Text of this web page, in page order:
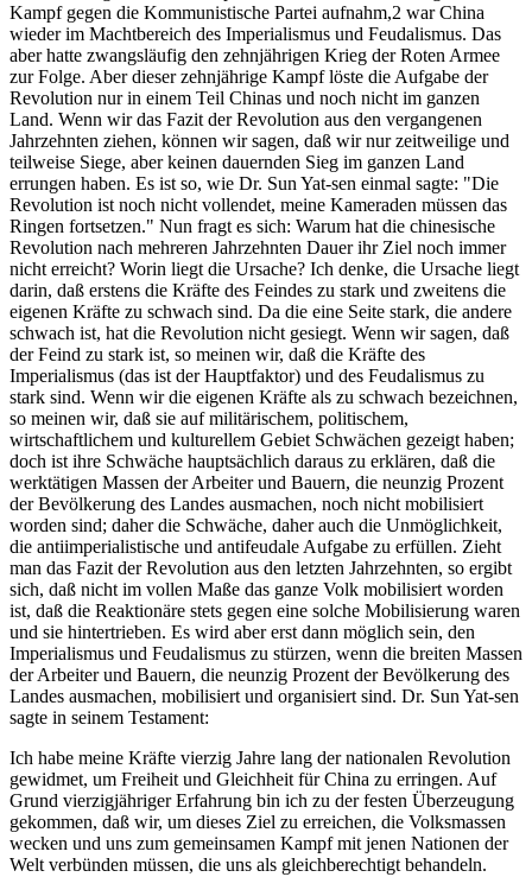
Kampf gegen die Kommunistische Partei aufnahm,2 war China
wieder im Machtbereich des Imperialismus und Feudalismus. Das
aber hatte zwangsläufig den zehnjährigen Krieg der Roten Armee
zur Folge. Aber dieser zehnjährige Kampf löste die Aufgabe der
Revolution nur in einem Teil Chinas und noch nicht im ganzen
Land. Wenn wir das Fazit der Revolution aus den vergangenen
Jahrzehnten ziehen, können wir sagen, daß wir nur zeitweilige und
teilweise Siege, aber keinen dauernden Sieg im ganzen Land
errungen haben. Es ist so, wie Dr. Sun Yat-sen einmal sagte: "Die
Revolution ist noch nicht vollendet, meine Kameraden müssen das
Ringen fortsetzen." Nun fragt es sich: Warum hat die chinesische
Revolution nach mehreren Jahrzehnten Dauer ihr Ziel noch immer
nicht erreicht? Worin liegt die Ursache? Ich denke, die Ursache liegt
darin, daß erstens die Kräfte des Feindes zu stark und zweitens die
eigenen Kräfte zu schwach sind. Da die eine Seite stark, die andere
schwach ist, hat die Revolution nicht gesiegt. Wenn wir sagen, daß
der Feind zu stark ist, so meinen wir, daß die Kräfte des
Imperialismus (das ist der Hauptfaktor) und des Feudalismus zu
stark sind. Wenn wir die eigenen Kräfte als zu schwach bezeichnen,
so meinen wir, daß sie auf militärischem, politischem,
wirtschaftlichem und kulturellem Gebiet Schwächen gezeigt haben;
doch ist ihre Schwäche hauptsächlich daraus zu erklären, daß die
werktätigen Massen der Arbeiter und Bauern, die neunzig Prozent
der Bevölkerung des Landes ausmachen, noch nicht mobilisiert
worden sind; daher die Schwäche, daher auch die Unmöglichkeit,
die antiimperialistische und antifeudale Aufgabe zu erfüllen. Zieht
man das Fazit der Revolution aus den letzten Jahrzehnten, so ergibt
sich, daß nicht im vollen Maße das ganze Volk mobilisiert worden
ist, daß die Reaktionäre stets gegen eine solche Mobilisierung waren
und sie hintertrieben. Es wird aber erst dann möglich sein, den
Imperialismus und Feudalismus zu stürzen, wenn die breiten Massen
der Arbeiter und Bauern, die neunzig Prozent der Bevölkerung des
Landes ausmachen, mobilisiert und organisiert sind. Dr. Sun Yat-sen
sagte in seinem Testament:
Ich habe meine Kräfte vierzig Jahre lang der nationalen Revolution
gewidmet, um Freiheit und Gleichheit für China zu erringen. Auf
Grund vierzigjähriger Erfahrung bin ich zu der festen Überzeugung
gekommen, daß wir, um dieses Ziel zu erreichen, die Volksmassen
wecken und uns zum gemeinsamen Kampf mit jenen Nationen der
Welt verbünden müssen, die uns als gleichberechtigt behandeln.